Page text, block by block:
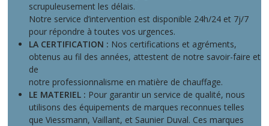
scrupuleusement les délais.
Notre service d’intervention est disponible 24h/24 et 7j/7
pour répondre à toutes vos urgences.
LA CERTIFICATION : Nos certifications et agréments,
obtenus au fil des années, attestent de notre savoir-faire et
de
notre professionnalisme en matière de chauffage.
LE MATERIEL : Pour garantir un service de qualité, nous
utilisons des équipements de marques reconnues telles
que Viessmann, Vaillant, et Saunier Duval. Ces marques